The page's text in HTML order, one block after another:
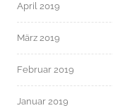
April 2019
März 2019
Februar 2019
Januar 2019